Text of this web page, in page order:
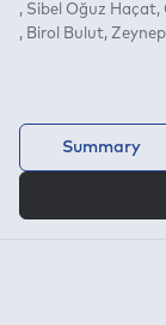
Sibel Oğuz Haçat
Birol Bulut Zeynep
Summary